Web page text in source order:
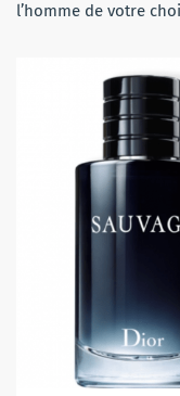
l’homme de votre